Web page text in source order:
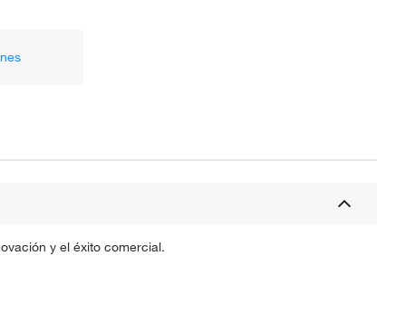
y el éxito comercial.